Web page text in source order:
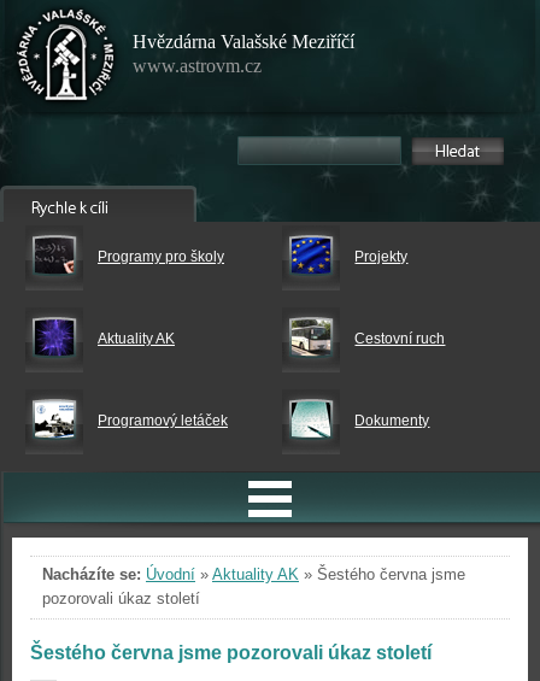
Hvězdárna Valašské Meziříčí
www.astrovm.cz
Programy pro školy Projekty
Aktuality AK Cestovní ruch
Programový letáček Dokumenty
Nacházíte se: Úvodní » Aktuality AK » Šestého června jsme
pozorovali úkaz století
Šestého června jsme pozorovali úkaz století